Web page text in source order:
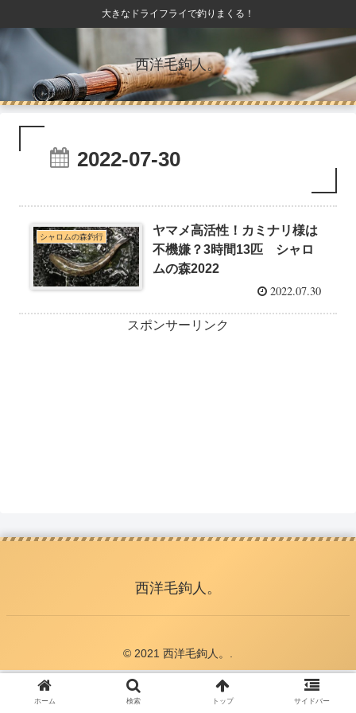
大きなドライフライで釣りまくる！
西洋毛鉤人。
2022-07-30
シャロムの森釣行
ヤマメ高活性！カミナリ様は
不機嫌？3時間13匹 シャロ
ムの森2022
2022.07.30
スポンサーリンク
西洋毛鉤人。
© 2021 西洋毛鉤人。.
ホーム 検索 トップ サイドバー